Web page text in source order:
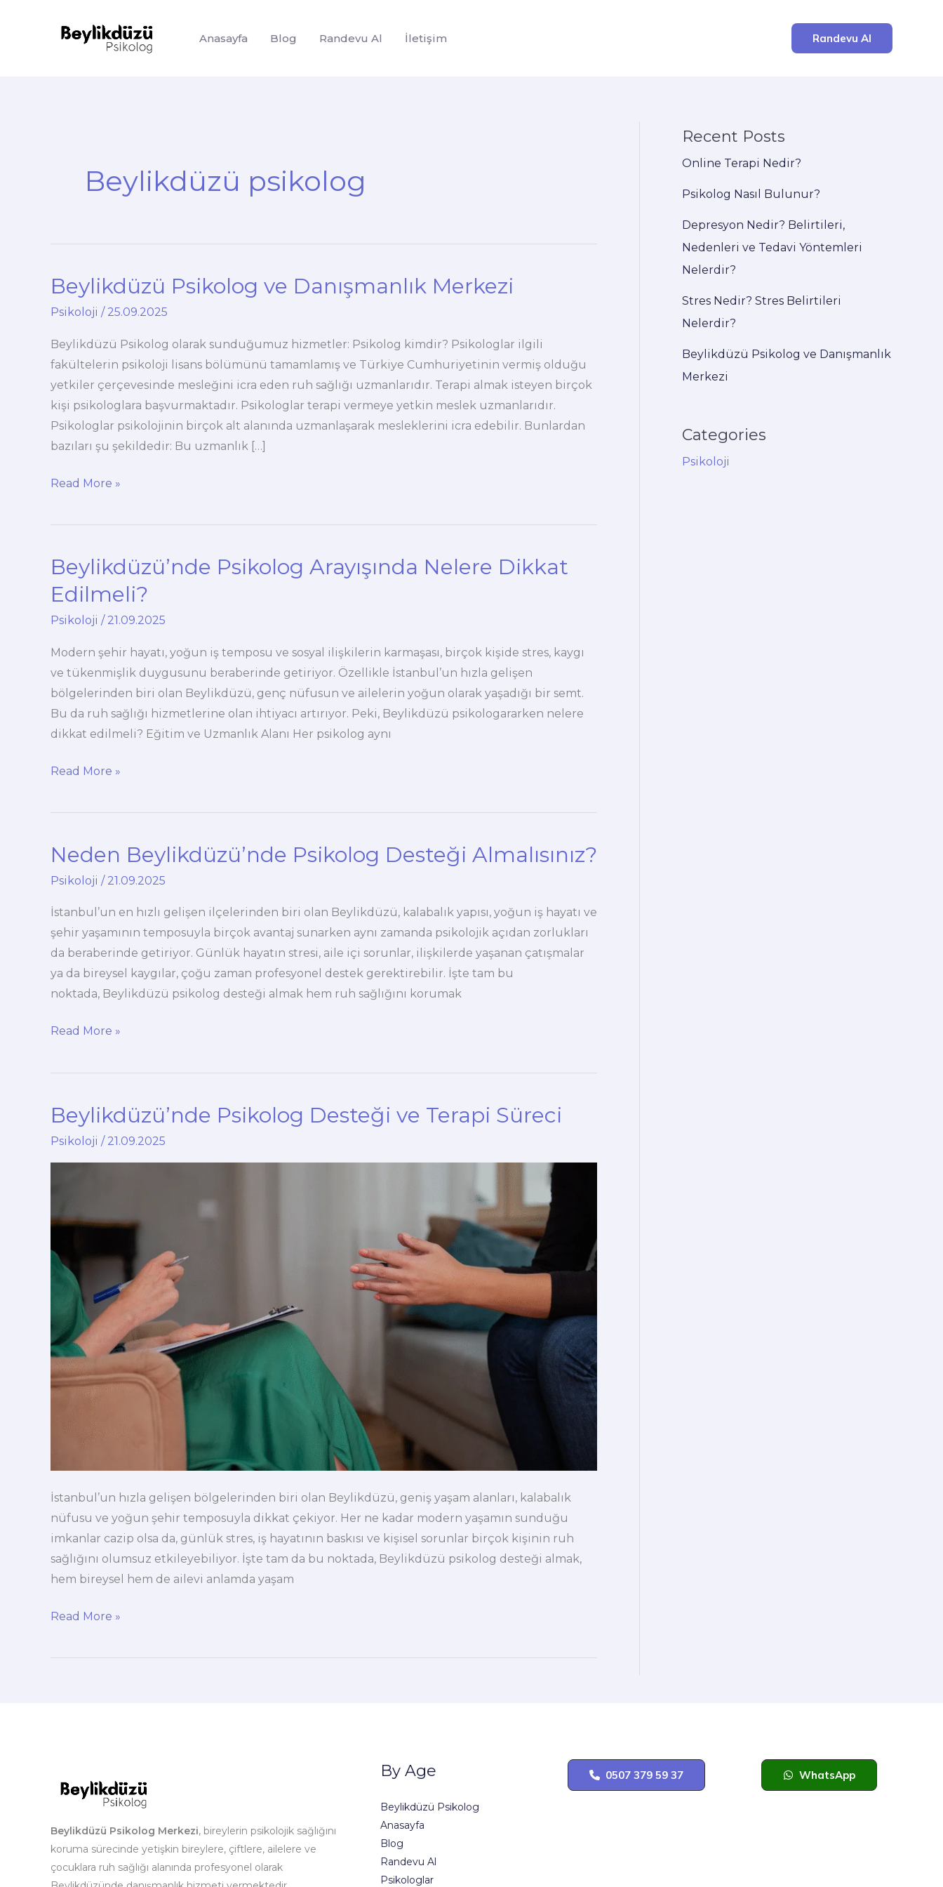
Anasayfa Blog Randevu Al İletişim Randevu Al
Beylikdüzü psikolog
Beylikdüzü Psikolog ve Danışmanlık Merkezi
Psikoloji / 25.09.2025
Beylikdüzü Psikolog olarak sunduğumuz hizmetler: Psikolog kimdir? Psikologlar ilgili
fakültelerin psikoloji lisans bölümünü tamamlamış ve Türkiye Cumhuriyetinin vermiş olduğu
yetkiler çerçevesinde mesleğini icra eden ruh sağlığı uzmanlarıdır. Terapi almak isteyen birçok
kişi psikologlara başvurmaktadır. Psikologlar terapi vermeye yetkin meslek uzmanlarıdır.
Psikologlar psikolojinin birçok alt alanında uzmanlaşarak mesleklerini icra edebilir. Bunlardan
bazıları şu şekildedir: Bu uzmanlık […]
Beylikdüzü
ve
Merkezi
Read More »
Beylikdüzü’nde Psikolog Arayışında Nelere Dikkat
Edilmeli?
Psikoloji / 21.09.2025
Modern şehir hayatı, yoğun iş temposu ve sosyal ilişkilerin karmaşası, birçok kişide stres, kaygı
ve tükenmişlik duygusunu beraberinde getiriyor. Özellikle İstanbul’un hızla gelişen
bölgelerinden biri olan Beylikdüzü, genç nüfusun ve ailelerin yoğun olarak yaşadığı bir semt.
Bu da ruh sağlığı hizmetlerine olan ihtiyacı artırıyor. Peki, Beylikdüzü psikologararken nelere
dikkat edilmeli? Eğitim ve Uzmanlık Alanı Her psikolog aynı
Beylikdüzü’nde
Arayışında
Dikkat
Read More »
Neden Beylikdüzü’nde Psikolog Desteği Almalısınız?
Psikoloji / 21.09.2025
İstanbul’un en hızlı gelişen ilçelerinden biri olan Beylikdüzü, kalabalık yapısı, yoğun iş hayatı ve
şehir yaşamının temposuyla birçok avantaj sunarken aynı zamanda psikolojik açıdan zorlukları
da beraberinde getiriyor. Günlük hayatın stresi, aile içi sorunlar, ilişkilerde yaşanan çatışmalar
ya da bireysel kaygılar, çoğu zaman profesyonel destek gerektirebilir. İşte tam bu
noktada, Beylikdüzü psikolog desteği almak hem ruh sağlığını korumak
Neden
Psikolog
Almalısınız?
Read More »
Beylikdüzü’nde Psikolog Desteği ve Terapi Süreci
Psikoloji / 21.09.2025
İstanbul’un hızla gelişen bölgelerinden biri olan Beylikdüzü, geniş yaşam alanları, kalabalık
nüfusu ve yoğun şehir temposuyla dikkat çekiyor. Her ne kadar modern yaşamın sunduğu
imkanlar cazip olsa da, günlük stres, iş hayatının baskısı ve kişisel sorunlar birçok kişinin ruh
sağlığını olumsuz etkileyebiliyor. İşte tam da bu noktada, Beylikdüzü psikolog desteği almak,
hem bireysel hem de ailevi anlamda yaşam
Beylikdüzü’nde
Desteği
Read More »
Recent Posts
Online Terapi Nedir?
Psikolog Nasıl Bulunur?
Depresyon Nedir? Belirtileri,
Nedenleri ve Tedavi Yöntemleri
Nelerdir?
Stres Nedir? Stres Belirtileri
Nelerdir?
Beylikdüzü Psikolog ve Danışmanlık
Merkezi
Categories
Psikoloji
Beylikdüzü Psikolog Merkezi, bireylerin psikolojik sağlığını
koruma sürecinde yetişkin bireylere, çiftlere, ailelere ve
çocuklara ruh sağlığı alanında profesyonel olarak
By Age
Beylikdüzü Psikolog
Anasayfa
Blog
Randevu Al
Psikologlar
0507 379 59 37 WhatsApp